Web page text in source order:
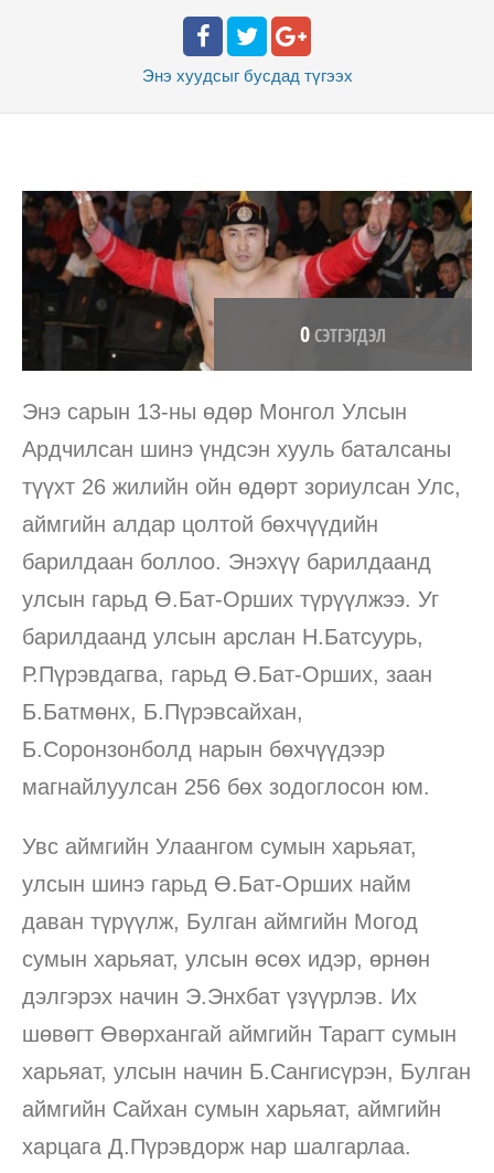
Энэ хуудсыг бусдад түгээх
0СЭТГЭГДЭЛ
Энэ сарын 13-ны өдөр Монгол Улсын
Ардчилсан шинэ үндсэн хууль баталсаны
түүхт 26 жилийн ойн өдөрт зориулсан Улс,
аймгийн алдар цолтой бөхчүүдийн
барилдаан боллоо. Энэхүү барилдаанд
улсын гарьд Ө.Бат-Орших түрүүлжээ. Уг
барилдаанд улсын арслан Н.Батсуурь,
Р.Пүрэвдагва, гарьд Ө.Бат-Орших, заан
Б.Батмөнх, Б.Пүрэвсайхан,
Б.Соронзонболд нарын бөхчүүдээр
магнайлуулсан 256 бөх зодоглосон юм.
Увс аймгийн Улаангом сумын харьяат,
улсын шинэ гарьд Ө.Бат-Орших найм
даван түрүүлж, Булган аймгийн Могод
сумын харьяат, улсын өсөх идэр, өрнөн
дэлгэрэх начин Э.Энхбат үзүүрлэв. Их
шөвөгт Өвөрхангай аймгийн Тарагт сумын
харьяат, улсын начин Б.Сангисүрэн, Булган
аймгийн Сайхан сумын харьяат, аймгийн
харцага Д.Пүрэвдорж нар шалгарлаа.